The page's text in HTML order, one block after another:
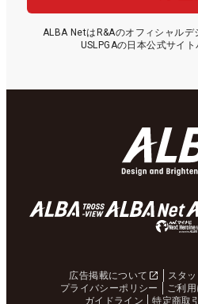
ALBA NetはR&Aのオフィシャル
USLPGAの日本公式サイト
広告掲載について スタ
プライバシーポリシー
ご利
ガイドライン
特定商取